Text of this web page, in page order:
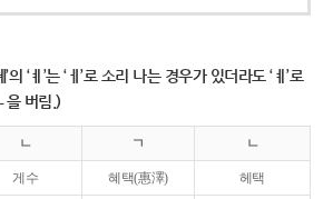
의 ‘ㅖ’는 ‘ㅔ’로 소리 나는 경우가 있더라도 ‘ㅖ’로
을 버림.)
ㄴ ㄱ ㄴ
게수 혜택(惠澤) 헤택